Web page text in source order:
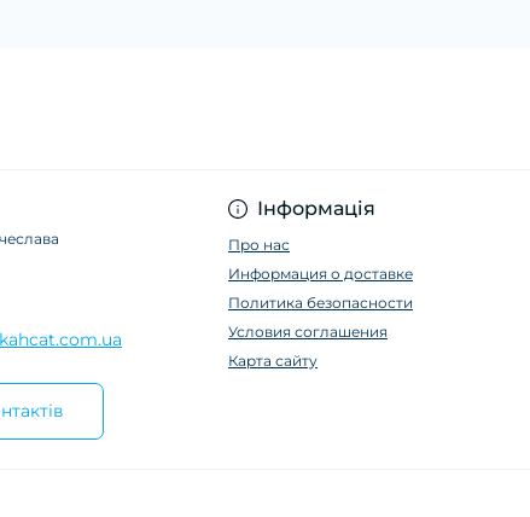
Інформація
Про нас
Информация о доставке
Политика безопасности
Условия соглашения
Карта сайту